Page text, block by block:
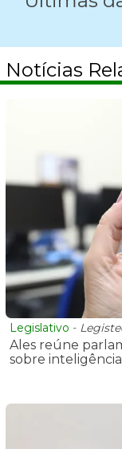
Notícias
Legislativo -
Ales reúne
sobre